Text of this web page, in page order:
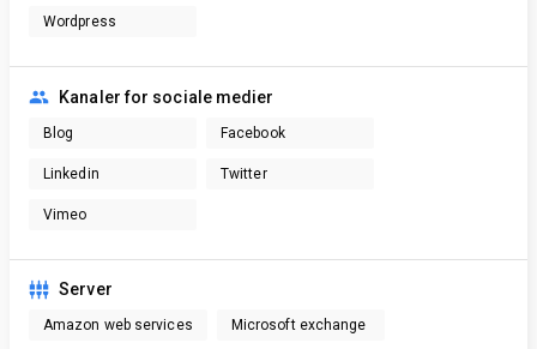
Wordpress
Kanaler for sociale medier
Blog Facebook
Linkedin Twitter
Vimeo
Server
Amazon web services Microsoft exchange